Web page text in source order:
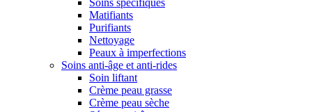
Matifiants
Purifiants
Nettoyage
Peaux à imperfections
Soins anti-âge et anti-rides
Soin liftant
Crème peau grasse
Crème peau sèche